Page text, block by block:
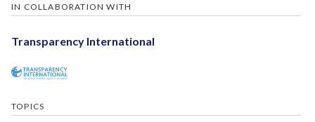
IN COLLABORATION WITH
Transparency International
TOPICS